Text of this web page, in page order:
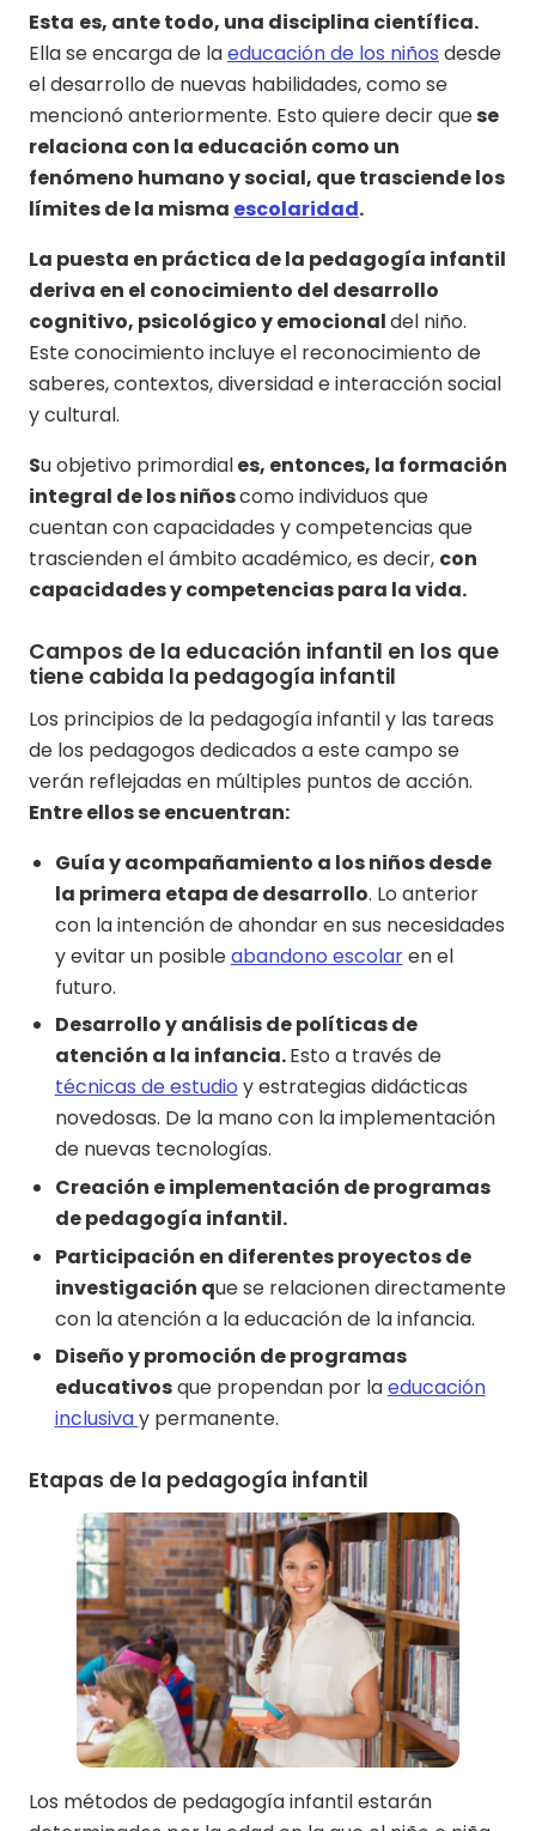
Esta es, ante todo, una disciplina científica.
Ella se encarga de laeducación de los niños desde
el desarrollo de nuevas habilidades, como se
mencionó anteriormente. Esto quiere decir quese
relaciona con la educación como un
fenómeno humano y social, que trasciende los
límites de la misma escolaridad.
La puesta en práctica de la pedagogía infantil
deriva en el conocimiento del desarrollo
cognitivo, psicológico y emocionaldel niño.
Este conocimiento incluye el reconocimiento de
saberes, contextos, diversidad e interacción social
y cultural.
Su objetivo primordiales, entonces, la formación
integral de los niñoscomo individuos que
cuentan con capacidades y competencias que
trascienden el ámbito académico, es decir, con
capacidades y competencias para la vida.
Campos de la educación infantil en los que
tiene cabida la pedagogía infantil
Los principios de la pedagogía infantil y las tareas
de los pedagogos dedicados a este campo se
verán reflejadas en múltiples puntos de acción.
Entre ellos se encuentran:
Guía y acompañamiento a los niños desde
la primera etapa de desarrollo. Lo anterior
con la intención de ahondar en sus necesidades
y evitar un posibleabandono escolaren el
futuro.
Desarrollo y análisis de políticas de
atención a la infancia.Esto a través de
técnicas de estudio y estrategias didácticas
novedosas. De la mano con la implementación
de nuevas tecnologías.
Creación e implementación de programas
de pedagogía infantil.
Participación en diferentes proyectos de
investigación que se relacionen directamente
con la atención a la educación de la infancia.
Diseño y promoción de programas
educativosque propendan por laeducación
inclusivay permanente.
Etapas de la pedagogía infantil
Los métodos de pedagogía infantil estarán